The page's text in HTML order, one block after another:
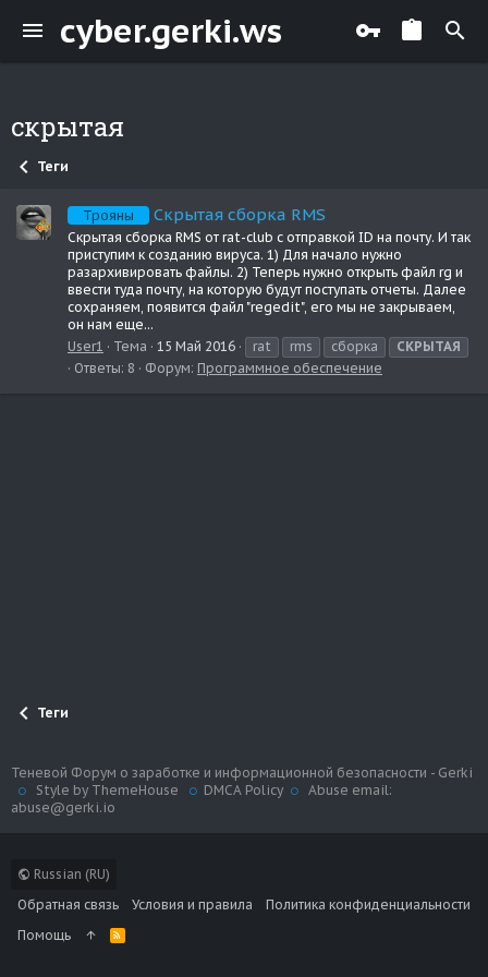
cyber.gerki.ws
скрытая
Теги
Трояны Скрытая сборка RMS
Скрытая сборка RMS от rat-club с отправкой ID на почту. И так
приступим к созданию вируса. 1) Для начало нужно
разархивировать файлы. 2) Теперь нужно открыть файл rg и
ввести туда почту, на которую будут поступать отчеты. Далее
сохраняем, появится файл "regedit", его мы не закрываем,
он нам еще...
User1
Тема 15 Май 2016 rat rms сборка
СКРЫТАЯ
Ответы: 8
Форум: Программное обеспечение
Теги
Russian (RU)
Обратная связь
Условия и правила
Политика конфиденциальности
Помощь
R
S
Теневой Форум о заработке и информационной безопасности - Gerki
Style by ThemeHouse
DMCA Policy
Abuse email:
abuse@gerki.io